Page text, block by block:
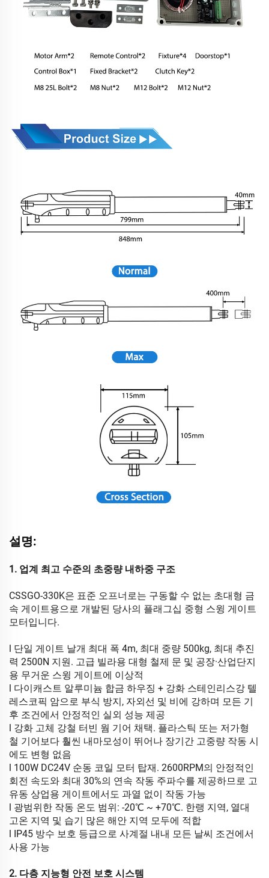
설명:
1. 업계 최고 수준의 초중량 내하중 구조
CSSGO-330K은 표준 오프너로는 구동할 수 없는 초대형 금
속 게이트용으로 개발된 당사의 플래그십 중형 스윙 게이트
모터입니다.
l 단일 게이트 날개 최대 폭 4m, 최대 중량 500kg, 최대 추진
력 2500N 지원. 고급 빌라용 대형 철제 문 및 공장·산업단지
용 무거운 스윙 게이트에 이상적
l 다이캐스트 알루미늄 합금 하우징 + 강화 스테인리스강 텔
레스코픽 암으로 부식 방지, 자외선 및 비에 강하며 모든 기
후 조건에서 안정적인 실외 성능 제공
l 강화 고체 강철 터빈 웜 기어 채택. 플라스틱 또는 저가형
철 기어보다 훨씬 내마모성이 뛰어나 장기간 고중량 작동 시
에도 변형 없음
l 100W DC24V 순동 코일 모터 탑재. 2600RPM의 안정적인
회전 속도와 최대 30%의 연속 작동 주파수를 제공하므로 고
유동 상업용 게이트에서도 과열 없이 작동 가능
l 광범위한 작동 온도 범위: -20℃ ~ +70℃. 한랭 지역, 열대
고온 지역 및 습기 많은 해안 지역 모두에 적합
l IP45 방수 보호 등급으로 사계절 내내 모든 날씨 조건에서
사용 가능
2. 다층 지능형 안전 보호 시스템